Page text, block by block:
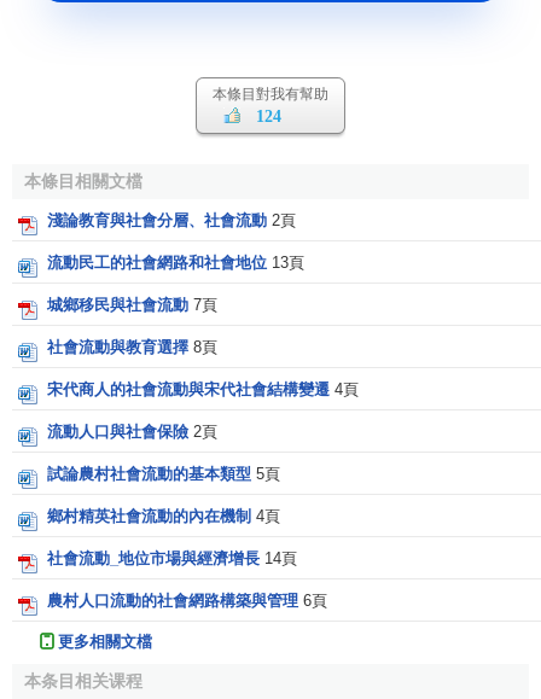
變原有的社會資源分配狀況，努力獲得更多、更滿意的社會
是否合理應當從質和量兩方面考察。
從質的角度來說，合理的社會流動就是要堅持機會均等
的原則，即所有的符合條件的人具有相等的機會，而且這些
條件應該可以通過社會成員自身努力獲得；
從量的角度來說，應該根據社會的需要和承受力為社會
流動創造機會，努力增加社會流動量，加快社會流動的速
度。
社會流動的類型
根據不同的研究目的和標準，可將社會流動分為三種類
型：
(1)根據社會流動產生的原因及影響劃分，分為結構性流
動和非結構性流動
結構性流動是指在某些社會結構層面上發生的社會流
本條目對我有幫助
124
本條目相關文檔
淺論教育與社會分層、社會流動 2頁
流動民工的社會網路和社會地位 13頁
城鄉移民與社會流動 7頁
社會流動與教育選擇 8頁
宋代商人的社會流動與宋代社會結構變遷 4頁
流動人口與社會保險 2頁
試論農村社會流動的基本類型 5頁
鄉村精英社會流動的內在機制 4頁
社會流動_地位市場與經濟增長 14頁
農村人口流動的社會網路構築與管理 6頁
更多相關文檔
本条目相关课程